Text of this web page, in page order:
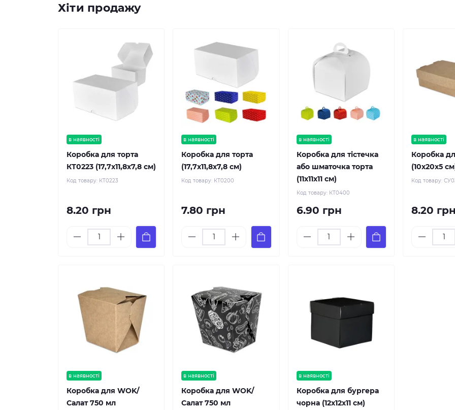
Хіти продажу
в наявності
Коробка для торта
КТ0223 (17,7х11,8х7,8 см)
Код товару: КТ0223
8.20 грн
в наявності
Коробка для торта
(17,7х11,8х7,8 см)
Код товару: КТ0200
7.80 грн
в наявності
Коробка для тістечка
або шматочка торта
(11х11х11 см)
Код товару: КТ0400
6.90 грн
в наявності
Коробка
(10х20х5
Код товару:
8.20
в наявності
Коробка для WOK/
Салат 750 мл
в наявності
Коробка для WOK/
Салат 750 мл
в наявності
Коробка для бургера
чорна (12х12х11 см)